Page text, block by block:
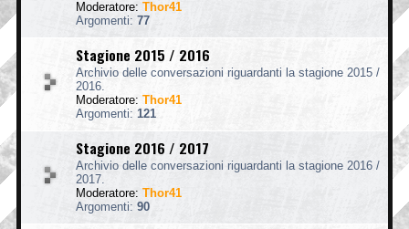
Moderatore: Thor41
Argomenti: 77
Stagione 2015 / 2016
Archivio delle conversazioni riguardanti la stagione 2015 /
2016.
Moderatore: Thor41
Argomenti: 121
Stagione 2016 / 2017
Archivio delle conversazioni riguardanti la stagione 2016 /
2017.
Moderatore: Thor41
Argomenti: 90